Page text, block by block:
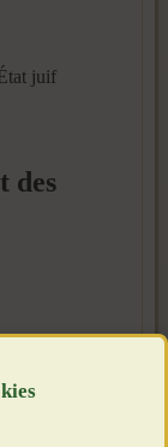
juif
des